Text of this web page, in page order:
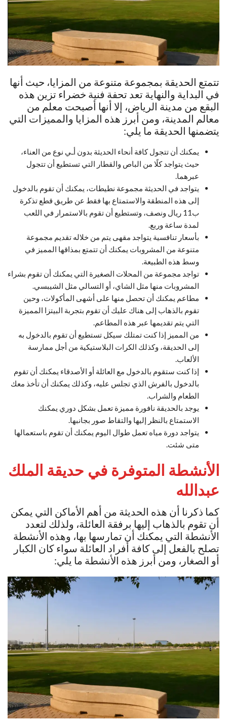
تتمتع الحديقة بمجموعة متنوعة من المزايا، حيث أنها
في البداية والنهاية تعد تحفة فنية خضراء تزين هذه
البقع من مدينة الرياض، إلا أنها أصبحت معلم من
معالم المدينة، ومن أبرز هذه المزايا والمميزات التي
يتضمنها الحديقة ما يلي:
يمكنك أن تتجول كافة أنحاء الحديثة بدون أـي نوع من العناء،
حيث يتواجد كلًا من الباص والقطار التي تستطيع أن تتجول
عبرهما.
يتواجد في الحديثة مجموعة نطيطات، يمكنك أن تقوم بالدخول
إلى هذه المنطقة والاستمتاع بها فقط عن طريق قطع تذكرة
ب11 ريال ونصف، وتستطيع أن تقوم بالاستمرار في اللعب
لمدة ساعة وربع.
بأسعار تنافسية يتواجد مقهى يتم من خلاله تقديم مجموعة
متنوعة من المشروبات يمكنك أن تتمتع بمذاقها المميز في
وسط هذه الطبيعة.
تواجد مجموعة من المحلات الصغيرة التي يمكنك أن تقوم بشراء
المشروبات منها مثل الشاي، أو التسالي مثل الشيبسي.
مطاعم يمكنك أن تحصل منها على أشهى المأكولات، وحين
تقوم بالذهاب إلى هناك عليك أن تقوم بتجربة البيتزا المميزة
التي يتم تقديمها عبر هذه المطاعم.
من المميز إذا كنت تمتلك سيكل تستطيع أن تقوم بالدخول به
إلى الحديقة، وكذلك الكرات البلاستيكية من أجل ممارسة
الألعاب.
إذا كنت ستقوم بالدخول مع العائلة أو الأصدقاء يمكنك أن تقوم
بالدخول بالفرش الذي تجلس عليه، وكذلك يمكنك أن تأخذ معك
الطعام والشراب.
يوجد بالحديقة نافورة مميزة تعمل بشكل دوري يمكنك
الاستمتاع بالنظر إليها والتقاط صور بجانبها.
يتواجد دورة مياه تعمل طوال اليوم يمكنك أن تقوم باستعمالها
متى شئت.
الأنشطة المتوفرة في حديقة الملك
عبدالله
كما ذكرنا أن هذه الحديثة من أهم الأماكن التي يمكن
أن تقوم بالذهاب إليها برفقة العائلة، ولذلك لتعدد
الأنشطة التي يمكنك أن تمارسها بها، وهذه الأنشطة
تصلح بالفعل إلى كافة أفراد العائلة سواء كان الكبار
أو الصغار، ومن أبرز هذه الأنشطة ما يلي: